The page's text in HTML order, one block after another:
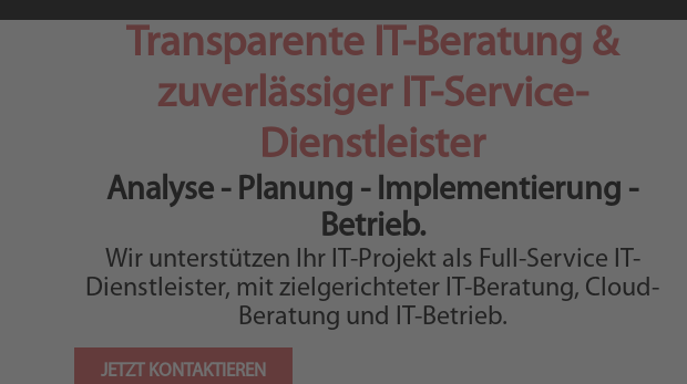
Transparente IT-Beratung &
zuverlässiger IT-Service-
Dienstleister
Analyse - Planung - Implementierung -
Betrieb.
Wir unterstützen Ihr IT-Projekt als Full-Service IT-
Dienstleister, mit zielgerichteter IT-Beratung, Cloud-
Beratung und IT-Betrieb.
JETZT KONTAKTIEREN